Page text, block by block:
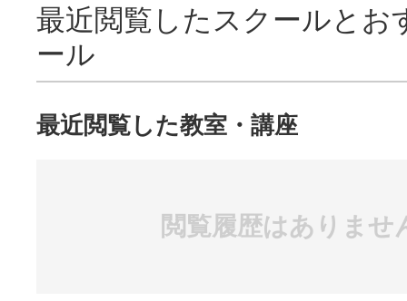
最近閲覧したスクールとお
ール
最近閲覧した教室・講座
閲覧履歴はありませ